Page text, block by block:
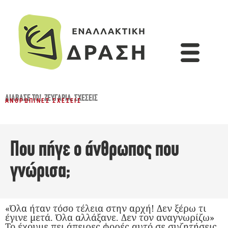
ΔΙΆΒΑΣΈ ΤΟ!,ΖΕΥΓΆΡΙΑ,ΣΧΈΣΕΙΣ
ΑΝΘΡΏΠΙΝΕΣ ΣΧΈΣΕΙΣ
Που πήγε ο άνθρωπος που
γνώρισα;
«Όλα ήταν τόσο τέλεια στην αρχή! Δεν ξέρω τι
έγινε μετά. Όλα αλλάξανε. Δεν τον αναγνωρίζω»